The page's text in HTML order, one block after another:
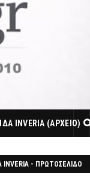
INVERIA (ΑΡΧΕΙΟ)
- ΠΡΩΤΟΣΕΛΙΔΟ